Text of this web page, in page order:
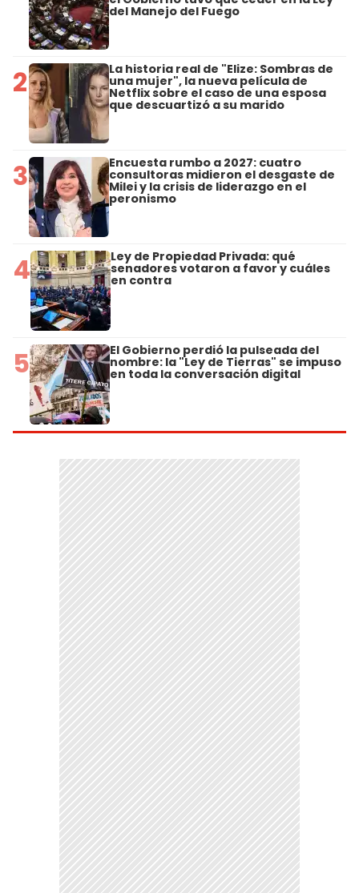
del Manejo del Fuego
2 La historia real de "Elize: Sombras de
una mujer", la nueva película de
Netflix sobre el caso de una esposa
que descuartizó a su marido
3 Encuesta rumbo a 2027: cuatro
consultoras midieron el desgaste de
Milei y la crisis de liderazgo en el
peronismo
4 Ley de Propiedad Privada: qué
senadores votaron a favor y cuáles
en contra
5 El Gobierno perdió la pulseada del
nombre: la "Ley de Tierras" se impuso
en toda la conversación digital